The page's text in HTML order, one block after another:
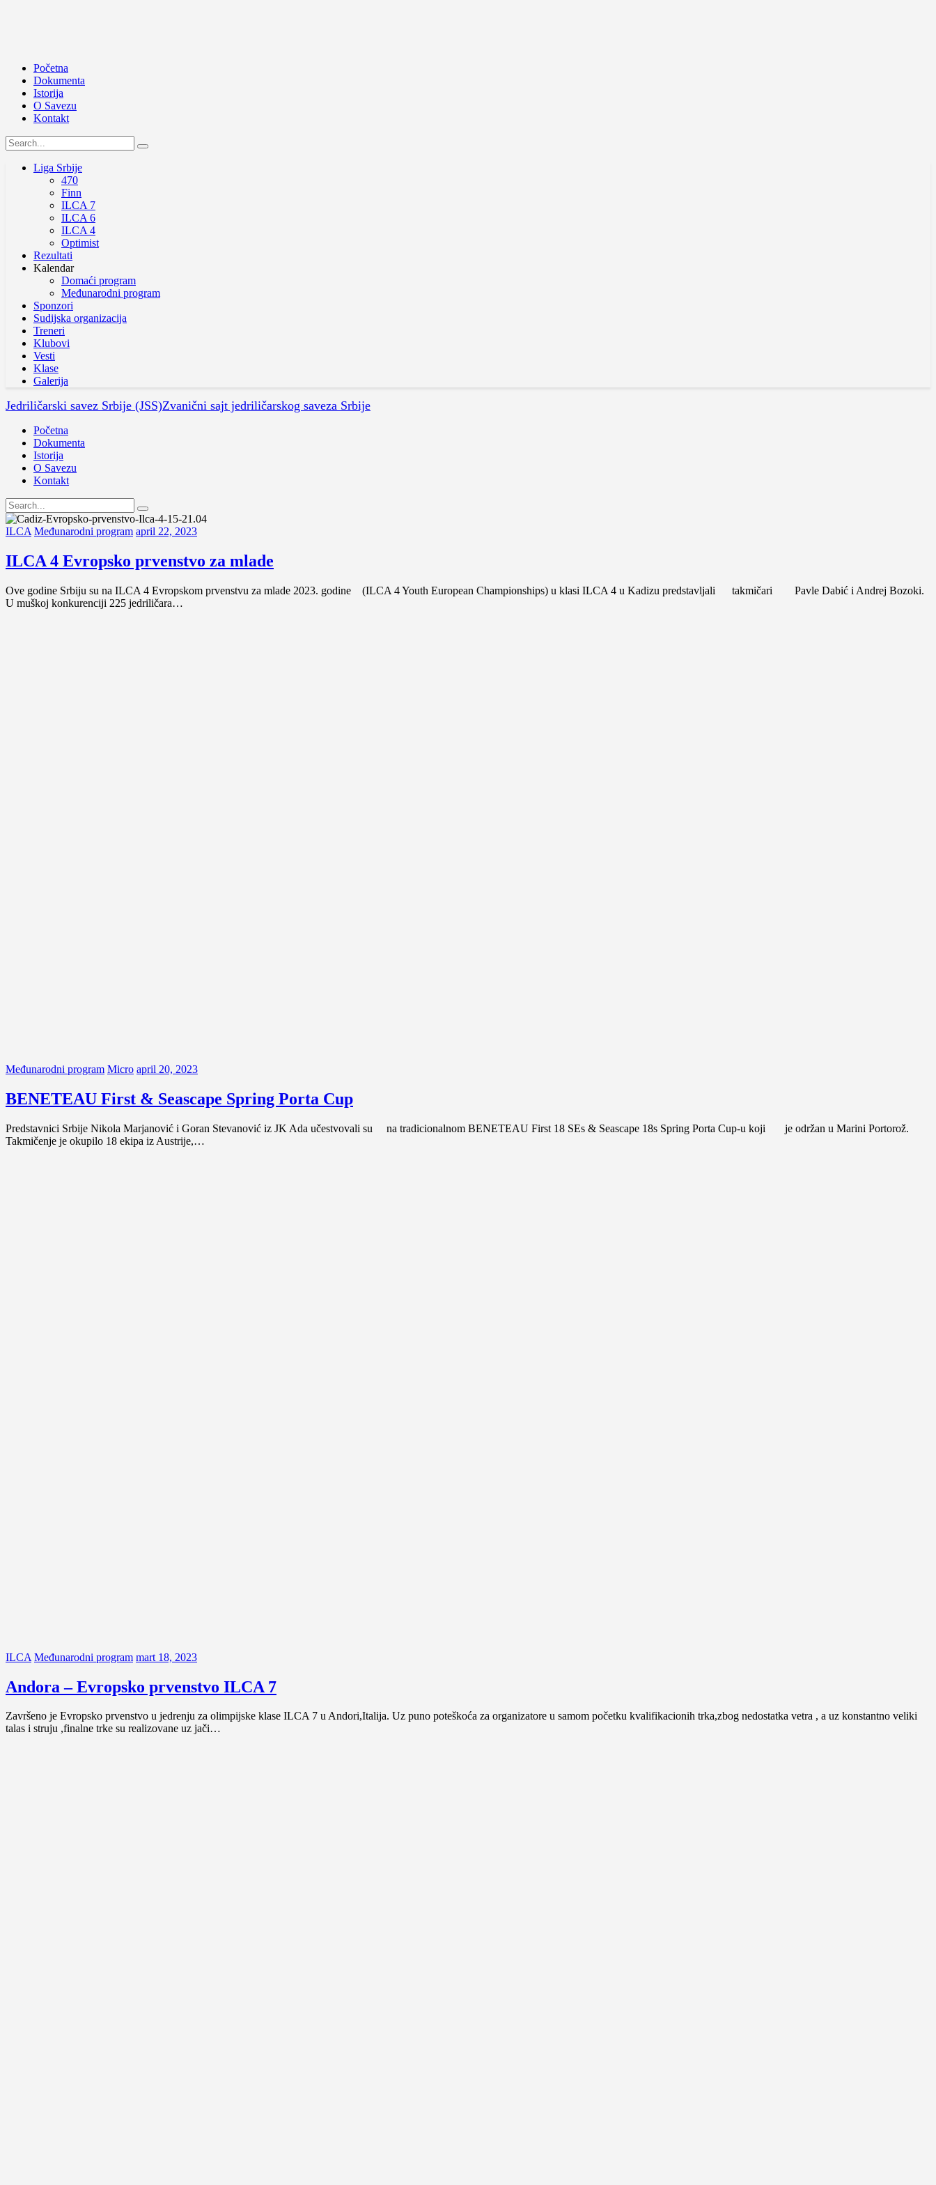
Početna
Dokumenta
Istorija
O Savezu
Kontakt
Liga Srbije
470
Finn
ILCA 7
ILCA 6
ILCA 4
Optimist
Rezultati
Kalendar
Domaći program
Međunarodni program
Sponzori
Sudijska organizacija
Treneri
Klubovi
Vesti
Klase
Galerija
Jedriličarski savez Srbije (JSS)Zvanični sajt jedriličarskog saveza Srbije
Početna
Dokumenta
Istorija
O Savezu
Kontakt
ILCA Međunarodni program april 22, 2023
ILCA 4 Evropsko prvenstvo za mlade
Ove godine Srbiju su na ILCA 4 Evropskom prvenstvu za mlade 2023. godine (ILCA 4 Youth European Championships) u klasi ILCA 4 u Kadizu predstavljali takmičari Pavle Dabić i Andrej Bozoki.
U muškoj konkurenciji 225 jedriličara…
Međunarodni program Micro april 20, 2023
BENETEAU First & Seascape Spring Porta Cup
Predstavnici Srbije Nikola Marjanović i Goran Stevanović iz JK Ada učestvovali su na tradicionalnom BENETEAU First 18 SEs & Seascape 18s Spring Porta Cup-u koji je održan u Marini Portorož.
Takmičenje je okupilo 18 ekipa iz Austrije,…
ILCA Međunarodni program mart 18, 2023
Andora – Evropsko prvenstvo ILCA 7
Završeno je Evropsko prvenstvo u jedrenju za olimpijske klase ILCA 7 u Andori,Italija. Uz puno poteškoća za organizatore u samom početku kvalifikacionih trka,zbog nedostatka vetra , a uz konstantno veliki
talas i struju ,finalne trke su realizovane uz jači…